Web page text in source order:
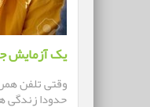
یک آزمایش
وقتی تلفن
حدودا زندگی